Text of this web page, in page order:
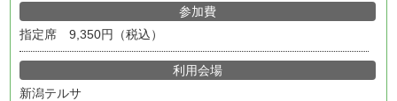
参加費
指定席 9,350円（税込）
利用会場
新潟テルサ